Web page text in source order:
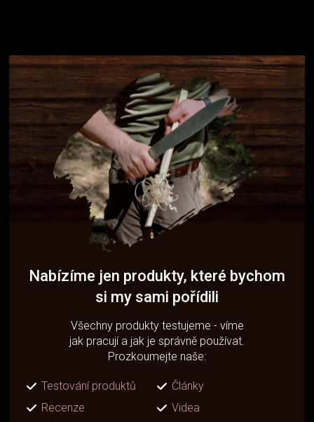
Nabízíme jen produkty, které bychom
si my sami pořídili
Všechny produkty testujeme - víme
jak pracují a jak je správně používat.
Prozkoumejte naše:
Testování produktů
Články
Recenze
Videa